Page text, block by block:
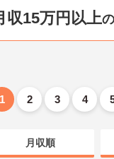
収15万円以上
1 2 3 4
月収順